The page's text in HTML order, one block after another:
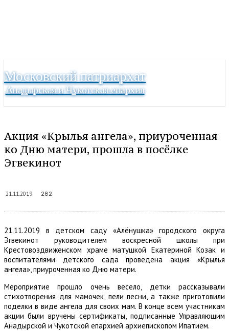
Московский патриархат
Анадырская и Чукотская епархия
Акция «Крылья ангела», приуроченная
ко Дню матери, прошла в посёлке
Эгвекинот
21.11.2019 282
21.11.2019 в детском саду «Алёнушка» городского округа
Эгвекинот руководителем воскресной школы при
Крестовоздвиженском храме матушкой Екатериной Козак и
воспитателями детского сада проведена акция «Крылья
ангела», приуроченная ко Дню матери.
Мероприятие прошло очень весело, детки рассказывали
стихотворения для мамочек, пели песни, а также приготовили
поделки в виде ангела для своих мам. В конце всем участникам
акции были вручены сертификаты, подписанные Управляющим
Анадырской и Чукотской епархией архиепископом Ипатием.